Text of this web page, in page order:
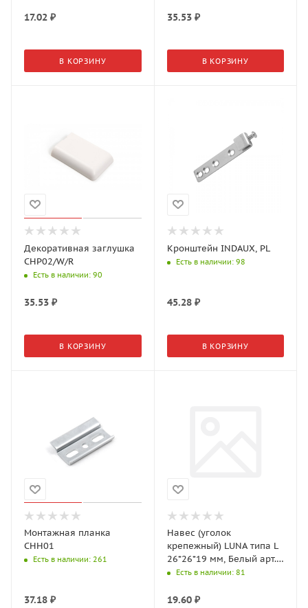
17.02 ₽
В КОРЗИНУ
35.53₽
В КОРЗИНУ
Декоративная заглушка
CHP02/W/R
Есть в наличии: 90
35.53 ₽
В КОРЗИНУ
Кронштейн INDAUX, PL
Есть в наличии: 98
45.28₽
В КОРЗИНУ
Монтажная планка
CHH01
Есть в наличии: 261
37.18 ₽
Навес (уголок
крепежный) LUNA типа L
26*26*19 мм, Белый арт.
104120 AKS
Есть в наличии: 81
19.60₽